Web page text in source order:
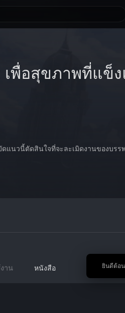
🎉 ยินดีต้
พื่อสุขภาพที่แข็
แนวนี้ตัดสินใจที่จะละเมิดงานของบรร
าน หนังสือ